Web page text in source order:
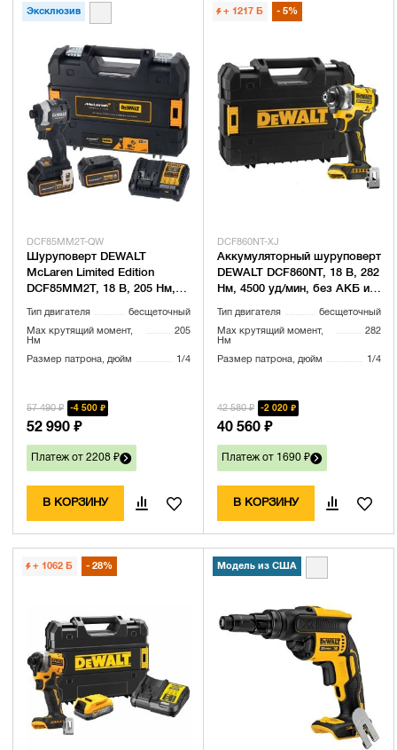
Эксклюзив
DCF85MM2T-QW
Шуруповерт DEWALT
McLaren Limited Edition
DCF85MM2T, 18 В, 205 Нм,
(DCF85MM2T-QW)
Тип двигателя бесщеточный
Max крутящий момент,
Нм
205
Размер патрона, дюйм 1/4
57 490 ₽ 4 500 ₽
52 990 ₽
Платеж от 2208 ₽
В КОРЗИНУ
+ 1217 Б 5%
DCF860NT-XJ
Аккумуляторный шуруповерт
DEWALT DCF860NT, 18 В, 282
Нм, 4500 уд/мин, без АКБ и
Тип двигателя бесщеточный
Max крутящий момент,
Нм
282
Размер патрона, дюйм 1/4
42 580 ₽ 2 020 ₽
40 560 ₽
Платеж от 1690 ₽
В КОРЗИНУ
+ 1062 Б 28% Модель из США